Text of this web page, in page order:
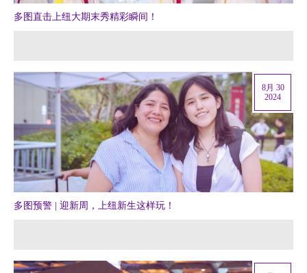
多图直击上纽大期末秀精彩瞬间！
多图预警 | 迎新周，上纽新生这样玩！
8月 30
2024